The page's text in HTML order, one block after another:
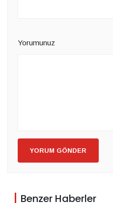
Yorumunuz
YORUM GÖNDER
Benzer Haberler